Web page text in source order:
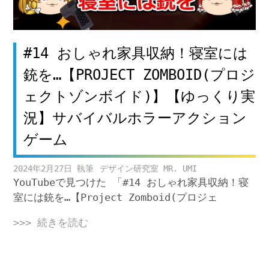
#14 おしゃれ家具収納！寝室には
銃を…【PROJECT ZOMBOID(プロジ
ェクトゾンボイド)】【ゆっくり実
況】サバイバルホラーアクション
ゲーム
2024年2月27日 デザイン研究室 MR. UMI
YouTubeで見つけた 「#14 おしゃれ家具収納！寝
室には銃を…【Project Zomboid(プロジェ
>>> 続きを読む